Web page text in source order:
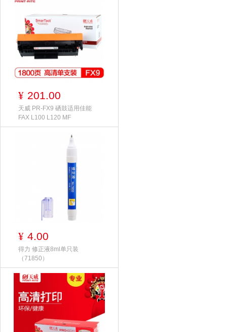
¥ 201.00
天威 PR-FX9 硒鼓适用佳能
FAX L100 L120 MF
¥ 4.00
得力 修正液8ml单只装
（71850）